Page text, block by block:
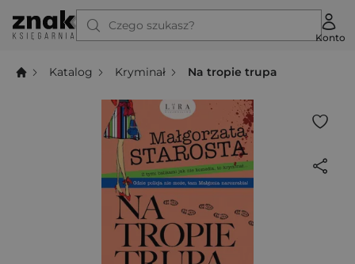
Czego szukasz?
Konto
Katalog Kryminał Na tropie trupa